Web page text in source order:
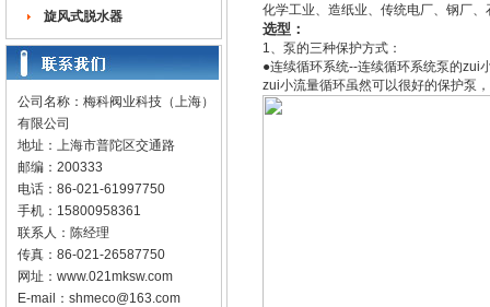
旋风式脱水器
公司名称：梅科阀业科技（上海）
有限公司
地址：上海市普陀区交通路
邮编：200333
电话：86-021-61997750
手机：15800958361
联系人：陈经理
传真：86-021-26587750
网址： www.021mksw.com
E-mail： shmeco@163.com
化学工业、造纸业、传统电厂、钢厂
选型：
1、泵的三种保护方式：
●连续循环系统--连续循环系统泵的zui
zui小流量循环虽然可以很好的保护泵